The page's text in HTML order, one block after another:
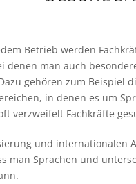
Betrieb werden
denen man auch
gehören zum Beispiel
in denen es um
verzweifelt Fachkräfte
und internationalen
man Sprachen und